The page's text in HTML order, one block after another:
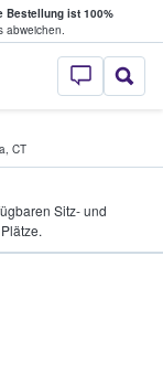
Bestellung ist 100%
abweichen.
- Wo
, CT
Sitz- und